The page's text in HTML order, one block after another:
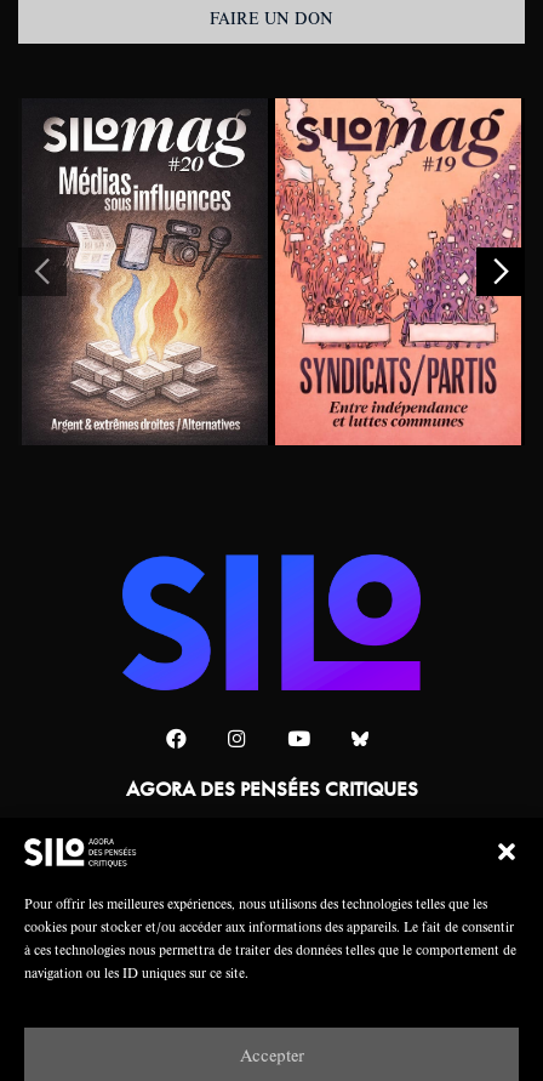
Pour offrir les meilleures expériences, nous utilisons des technologies telles que les
cookies pour stocker et/ou accéder aux informations des appareils. Le fait de consentir
à ces technologies nous permettra de traiter des données telles que le comportement de
navigation ou les ID uniques sur ce site.
Accepter
FAIRE UN DON
AGORA DES PENSÉES CRITIQUES